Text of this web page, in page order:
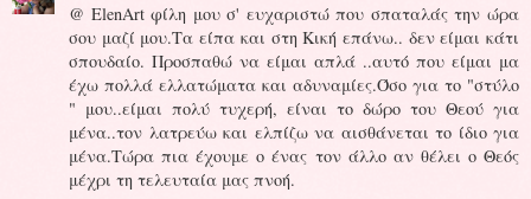
@ ElenArt φίλη μου σ' ευχαριστώ που σπαταλάς την ώρα
σου μαζί μου.Τα είπα και στη Κική επάνω.. δεν είμαι κάτι
σπουδαίο. Προσπαθώ να είμαι απλά ..αυτό που είμαι μα
έχω πολλά ελλατώματα και αδυναμίες.Όσο για το "στύλο
" μου..είμαι πολύ τυχερή, είναι το δώρο του Θεού για
μένα..τον λατρεύω και ελπίζω να αισθάνεται το ίδιο για
μένα.Τώρα πια έχουμε ο ένας τον άλλο αν θέλει ο Θεός
μέχρι τη τελευταία μας πνοή.